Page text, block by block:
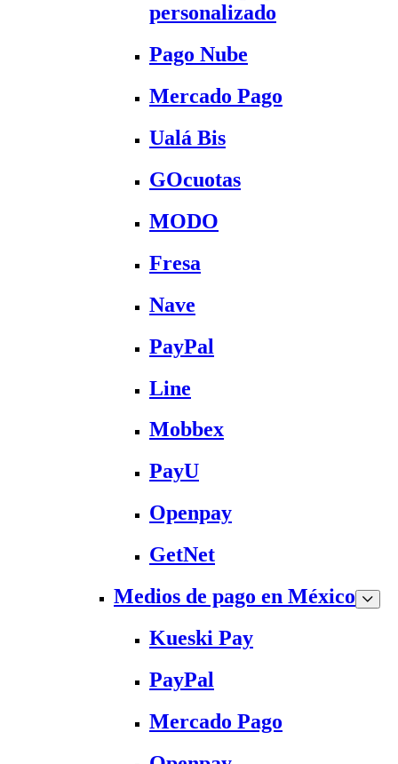
personalizado
Pago Nube
Mercado Pago
Ualá Bis
GOcuotas
MODO
Fresa
Nave
PayPal
Line
Mobbex
PayU
Openpay
GetNet
Medios de pago en México
Kueski Pay
PayPal
Mercado Pago